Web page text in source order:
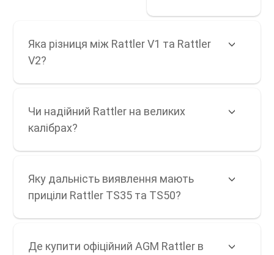
Яка різниця між Rattler V1 та Rattler
V2?
Чи надійний Rattler на великих
калібрах?
Яку дальність виявлення мають
приціли Rattler TS35 та TS50?
Де купити офіційний AGM Rattler в